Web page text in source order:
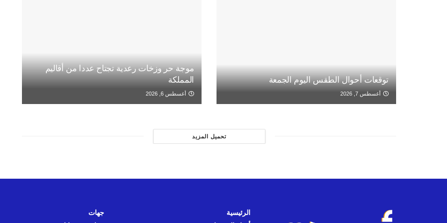
توقعات أحوال الطقس اليوم الجمعة
أغسطس 7, 2026
موجة حر وزخات رعدية تجتاح عددا من أقاليم
المملكة
أغسطس 6, 2026
تحميل المزيد
الرئيسية
جهات